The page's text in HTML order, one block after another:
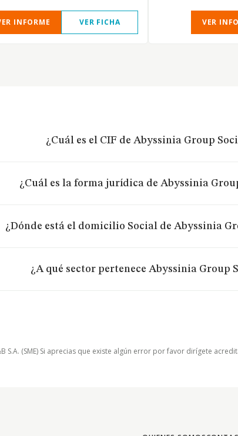
INFORME VER FICHA VER
¿Cuál es el CIF de Abyssinia Group
¿Cuál es la forma jurídica de Abyssinia
¿Dónde está el domicilio Social de Abyssinia
¿A qué sector pertenece Abyssinia Group
(SME) Si aprecias que existe algún error por favor dirígete